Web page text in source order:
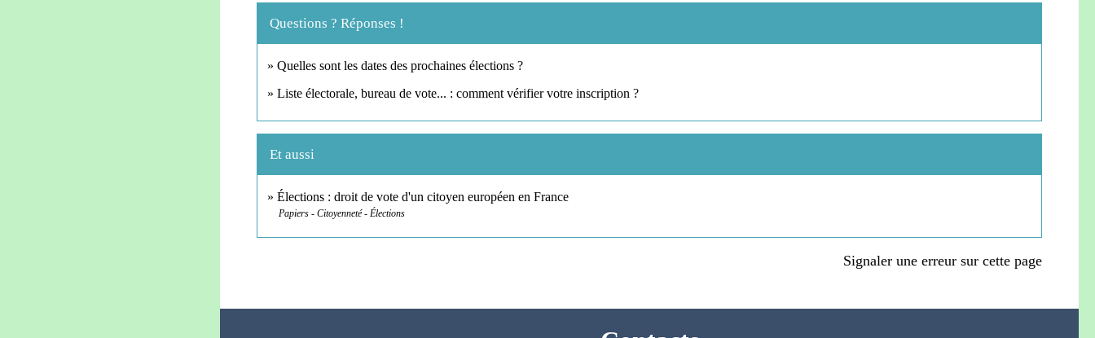
Questions ? Réponses !
Quelles sont les dates des prochaines élections ?
Liste électorale, bureau de vote... : comment vérifier votre inscription ?
Et aussi
Élections : droit de vote d'un citoyen européen en France
Papiers - Citoyenneté - Élections
Signaler une erreur sur cette page